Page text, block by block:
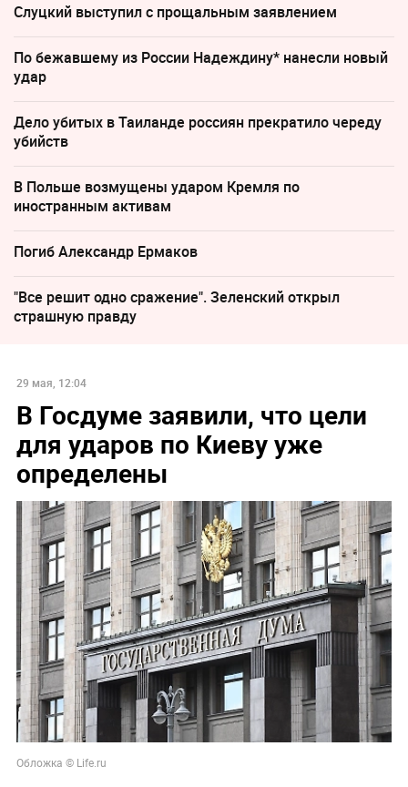
Слуцкий выступил с прощальным заявлением
По бежавшему из России Надеждину* нанесли новый
удар
Дело убитых в Таиланде россиян прекратило череду
убийств
В Польше возмущены ударом Кремля по
иностранным активам
Погиб Александр Ермаков
"Все решит одно сражение". Зеленский открыл
страшную правду
29 мая, 12:04
В Госдуме заявили, что цели
для ударов по Киеву уже
определены
Обложка © Life.ru